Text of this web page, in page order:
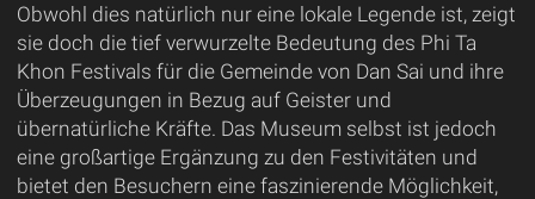
Obwohl dies natürlich nur eine lokale Legende ist, zeigt
sie doch die tief verwurzelte Bedeutung des Phi Ta
Khon Festivals für die Gemeinde von Dan Sai und ihre
Überzeugungen in Bezug auf Geister und
übernatürliche Kräfte. Das Museum selbst ist jedoch
eine großartige Ergänzung zu den Festivitäten und
bietet den Besuchern eine faszinierende Möglichkeit,